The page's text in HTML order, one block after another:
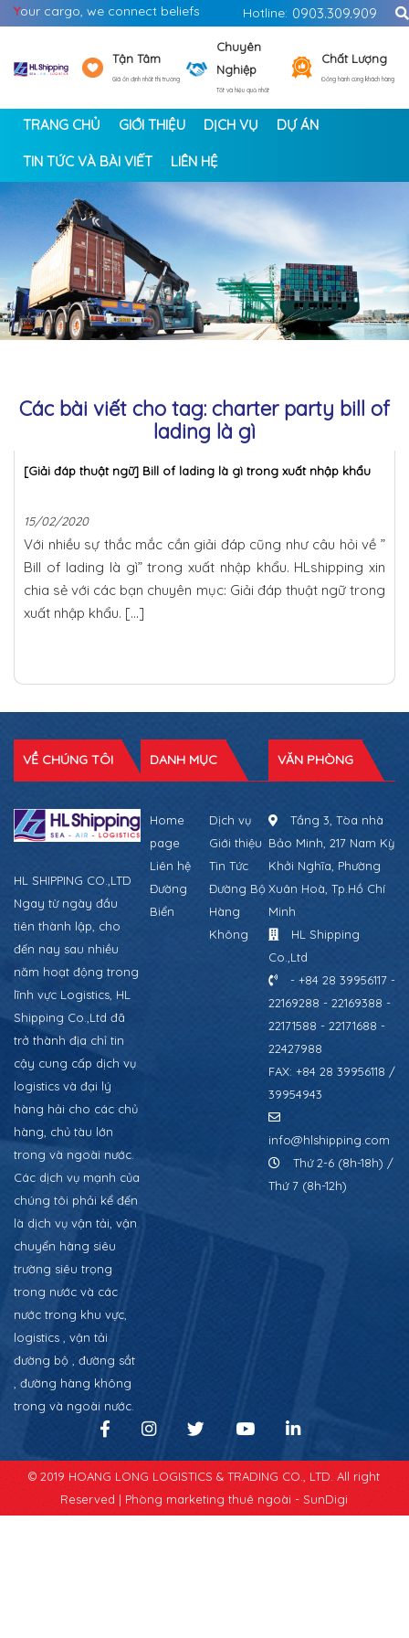
Your cargo, we connect beliefs Hotline: 0903.309.909
Tận Tâm
Giá ổn định nhất thị trường
Chuyên
Nghiệp
Tốt và hiệu quả nhất
Chất Lượng
Đồng hành cùng khách hàng
TRANG CHỦ GIỚI THIỆU DỊCH VỤ DỰ ÁN
TIN TỨC VÀ BÀI VIẾT LIÊN HỆ
< >
Các bài viết cho tag: charter party bill of
lading là gì
[Giải đáp thuật ngữ] Bill of lading là gì trong xuất nhập khẩu
15/02/2020
Với nhiều sự thắc mắc cần giải đáp cũng như câu hỏi về ”
Bill of lading là gì” trong xuất nhập khẩu. HLshipping xin
chia sẻ với các bạn chuyên mục: Giải đáp thuật ngữ trong
xuất nhập khẩu. […]
VỀ CHÚNG TÔI
HL SHIPPING CO.,LTD
Ngay từ ngày đầu
tiên thành lập, cho
đến nay sau nhiều
năm hoạt động trong
lĩnh vực Logistics, HL
Shipping Co.,Ltd đã
trở thành địa chỉ tin
cậy cung cấp dịch vụ
logistics và đại lý
hàng hải cho các chủ
hàng, chủ tàu lớn
trong và ngoài nước.
Các dịch vụ mạnh của
chúng tôi phải kể đến
là dịch vụ vận tải, vận
chuyển hàng siêu
trường siêu trọng
trong nước và các
nước trong khu vực,
logistics , vận tải
đường bộ , đường sắt
, đường hàng không
trong và ngoài nước.
DANH MỤC
Home
page
Dịch vụ
Giới thiệu
Liên hệ
Tin Tức
Đường
Biển
Đường Bộ
Hàng
Không
VĂN PHÒNG
Tầng 3, Tòa nhà
Bảo Minh, 217 Nam Kỳ
Khởi Nghĩa, Phường
Xuân Hoà, Tp.Hồ Chí
Minh
HL Shipping
Co.,Ltd
- +84 28 39956117 -
22169288 - 22169388 -
22171588 - 22171688 -
22427988
FAX: +84 28 39956118 /
39954943
info@hlshipping.com
Thứ 2-6 (8h-18h) /
Thứ 7 (8h-12h)
© 2019 HOANG LONG LOGISTICS & TRADING CO., LTD. All right
Reserved | Phòng marketing thuê ngoài - SunDigi